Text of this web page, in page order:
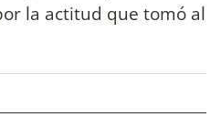
la actitud que tomó al